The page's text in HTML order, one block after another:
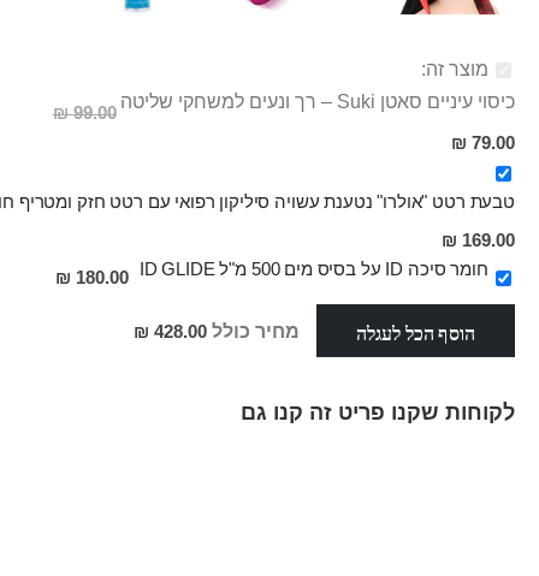
מוצר זה:
כיסוי עיניים סאטן Suki – רך ונעים למשחקי שליטה
99.00 ₪
מחיר
מבצע
79.00 ₪
טבעת רטט "אולרו" נטענת עשויה סיליקון רפואי עם רטט חזק ומטריף
מחיר
מבצע
169.00 ₪
חומר סיכה ID על בסיס מים 500 מ"ל ID GLIDE
180.00 ₪
הוסף הכל לעגלה מחיר כולל 428.00 ₪
לקוחות שקנו פריט זה קנו גם